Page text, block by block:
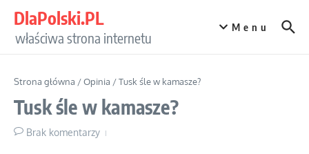
DlaPolski.PL
właściwa strona internetu
Menu
Strona główna /Opinia /Tusk śle w kamasze?
Tusk śle w kamasze?
Brak komentarzy